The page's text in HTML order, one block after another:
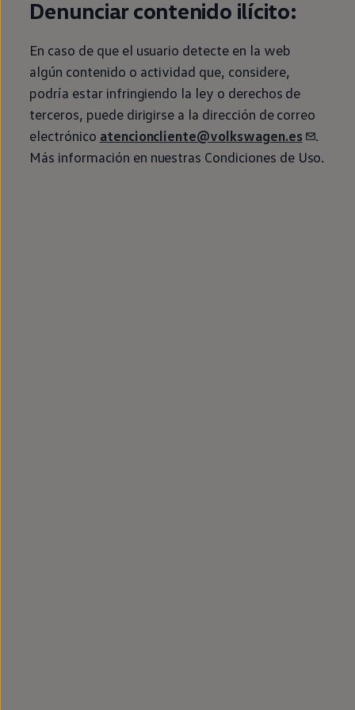
Passat
Touran
t-roc-1
Asistencia en carretera
Denunciar contenido ilícito:
En caso de que el usuario detecte en la web
algún contenido o actividad que, considere,
podría estar infringiendo la ley o derechos de
terceros, puede dirigirse a la dirección de correo
electrónico atencioncliente@volkswagen.es
.
Más información en nuestras Condiciones de Uso.